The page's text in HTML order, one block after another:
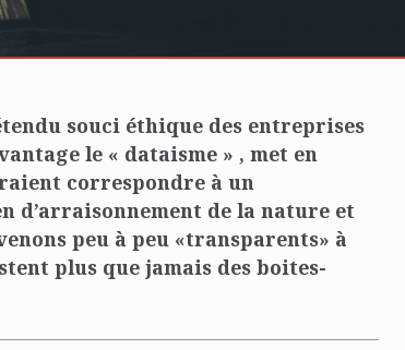
souci éthique des entreprises
le « dataisme » , met en
correspondre à un
d’arraisonnement de la nature et
peu à peu «transparents» à
plus que jamais des boites-